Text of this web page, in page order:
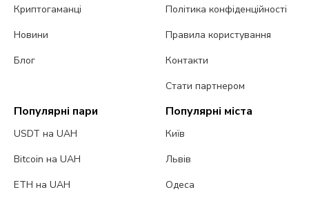
Криптогаманці
Новини
Блог
Політика конфіденційності
Правила користування
Контакти
Стати партнером
Популярні пари
USDT на UAH
Bitcoin на UAH
ETH на UAH
Популярні міста
Київ
Львів
Одеса